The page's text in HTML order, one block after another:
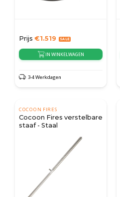
Prijs €1.519
IN WINKELWAGEN
3-4 Werkdagen
COCOON FIRES
Cocoon Fires verstelbare
staaf - Staal